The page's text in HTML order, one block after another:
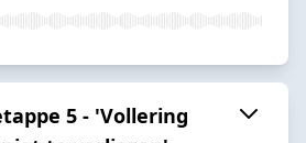
5 - 'Vollering